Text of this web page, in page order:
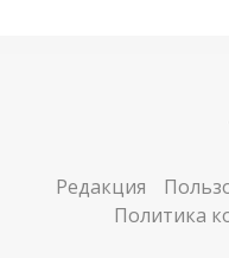
Редакция
Политика